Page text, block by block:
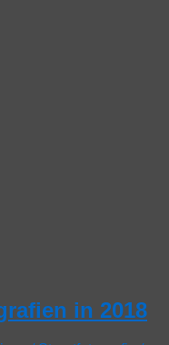
in 2018